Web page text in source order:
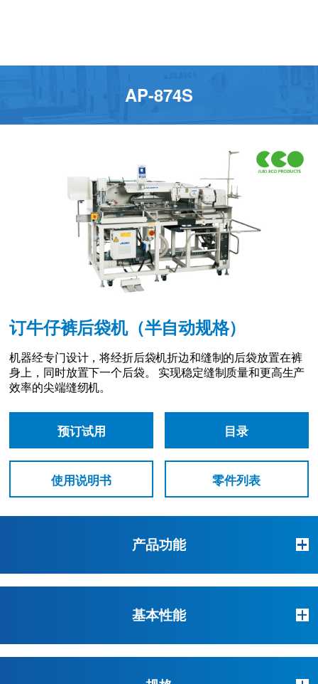
AP-874S
订牛仔裤后袋机（半自动规格）
机器经专门设计，将经折后袋机折边和缝制的后袋放置在裤
身上，同时放置下一个后袋。
实现稳定缝制质量和更高生产
效率的尖端缝纫机。
预订试用 目录
使用说明书 零件列表
产品功能
基本性能